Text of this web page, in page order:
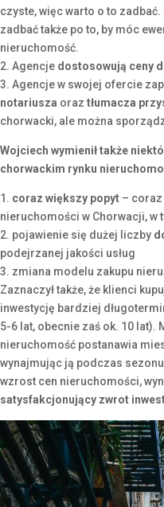
czyste, więc warto o to
zadbać także po to, by móc
nieruchomość.
2. Agencje dostosowują ceny
3. Agencje w swojej ofercie
notariusza oraz tłumacza
chorwacki, ale można
Wojciech wymienił także
chorwackim rynku
1. coraz większy popyt – coraz
nieruchomości w Chorwacji, w
2. pojawienie się dużej liczby
podejrzanej jakości usług
3. zmiana modelu zakupu
Zaznaczył także, że klienci
inwestycję bardziej
5-6 lat, obecnie zaś ok. 10
nieruchomość postanawia
wynajmując ją podczas
wzrost cen nieruchomości,
satysfakcjonujący zwrot